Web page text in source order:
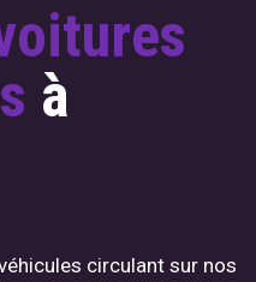
à
circulant sur nos